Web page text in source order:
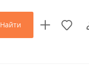
Найти